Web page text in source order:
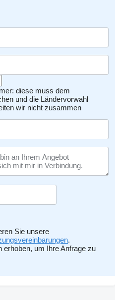
diese muss dem
und die Ländervorwahl
wir nicht zusammen
Sie unsere
.
erhoben, um Ihre Anfrage zu